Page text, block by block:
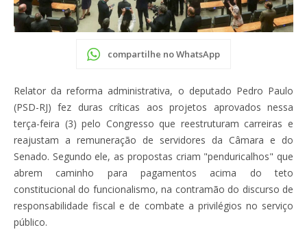
compartilhe no WhatsApp
Relator da reforma administrativa, o deputado Pedro Paulo
(PSD-RJ) fez duras críticas aos projetos aprovados nessa
terça-feira (3) pelo Congresso que reestruturam carreiras e
reajustam a remuneração de servidores da Câmara e do
Senado. Segundo ele, as propostas criam "penduricalhos" que
abrem caminho para pagamentos acima do teto
constitucional do funcionalismo, na contramão do discurso de
responsabilidade fiscal e de combate a privilégios no serviço
público.